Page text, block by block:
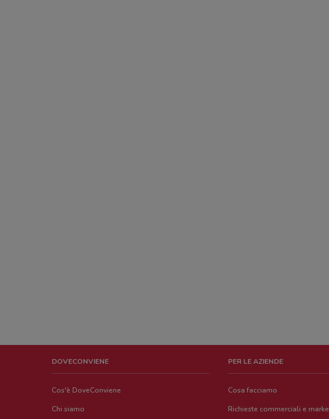
DOVECONVIENE
Cos'è DoveConviene
Chi siamo
PER LE AZIENDE
Cosa facciamo
Richieste commerciali e